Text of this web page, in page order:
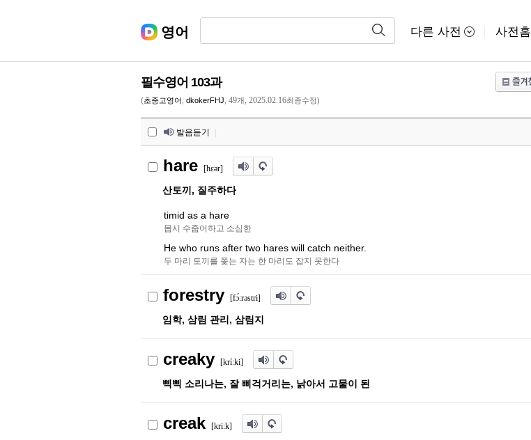
영어 다른 사전 사전홈
필수영어 103과
(초중고영어 dkokerFHJ 49개, 2025.02.16최종수정)
발음듣기
hare [hεər]
산토끼, 질주하다
timid as a hare
몹시 수줍어하고 소심한
He who runs after two hares will catch neither.
두 마리 토끼를 쫓는 자는 한 마리도 잡지 못한다
forestry [fɔ́ːrəstri]
임학, 삼림 관리, 삼림지
creaky [kríːki]
삑삑 소리나는, 잘 삐걱거리는, 낡아서 고물이 된
creak [kriːk]